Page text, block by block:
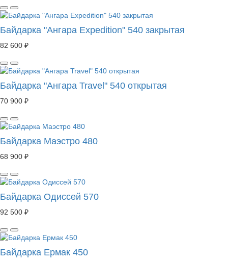
Байдарка "Ангара Expedition" 540 закрытая
82 600 ₽
Байдарка "Ангара Travel" 540 открытая
70 900 ₽
Байдарка Маэстро 480
68 900 ₽
Байдарка Одиссей 570
92 500 ₽
Байдарка Ермак 450